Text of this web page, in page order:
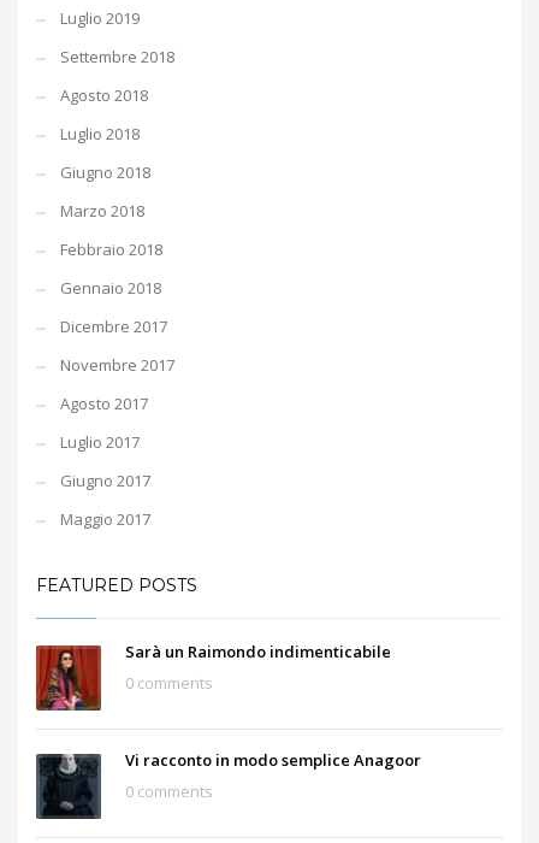
Luglio 2019
Settembre 2018
Agosto 2018
Luglio 2018
Giugno 2018
Marzo 2018
Febbraio 2018
Gennaio 2018
Dicembre 2017
Novembre 2017
Agosto 2017
Luglio 2017
Giugno 2017
Maggio 2017
FEATURED POSTS
Sarà un Raimondo indimenticabile
0 comments
Vi racconto in modo semplice Anagoor
0 comments